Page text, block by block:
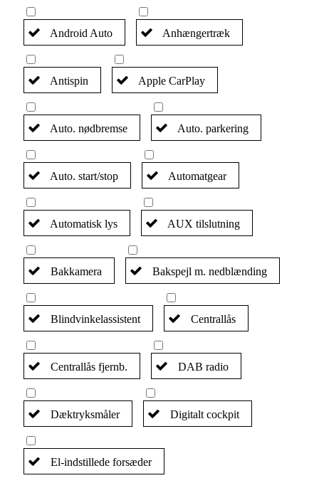
Android Auto Anhængertræk
Antispin Apple CarPlay
Auto. nødbremse Auto. parkering
Auto. start/stop Automatgear
Automatisk lys AUX tilslutning
Bakkamera Bakspejl m. nedblænding
Blindvinkelassistent Centrallås
Centrallås fjernb. DAB radio
Dæktryksmåler Digitalt cockpit
El-indstillede forsæder